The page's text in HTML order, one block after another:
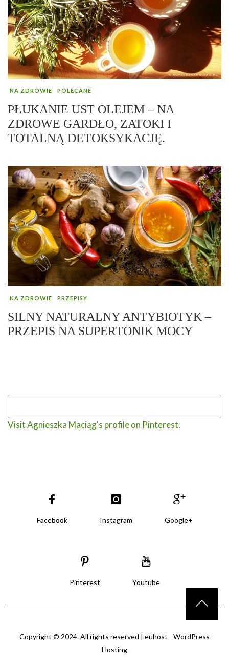
NA ZDROWIE POLECANE
PŁUKANIE UST OLEJEM – NA
ZDROWE GARDŁO, ZATOKI I
TOTALNĄ DETOKSYKACJĘ.
NA ZDROWIE PRZEPISY
SILNY NATURALNY ANTYBIOTYK –
PRZEPIS NA SUPERTONIK MOCY
Visit Agnieszka Maciąg's profile on Pinterest.
Facebook Instagram Google+
Pinterest Youtube
Copyright © 2024. All rights reserved | euhost - WordPress
Hosting